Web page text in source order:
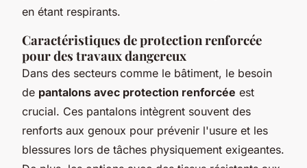
en étant respirants.
Caractéristiques de protection renforcée
pour des travaux dangereux
Dans des secteurs comme le bâtiment, le besoin
de pantalons avec protection renforcée est
crucial. Ces pantalons intègrent souvent des
renforts aux genoux pour prévenir l'usure et les
blessures lors de tâches physiquement exigeantes.